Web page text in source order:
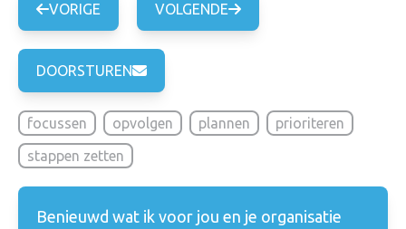
VORIGE VOLGENDE
DOORSTUREN
focussen opvolgen plannen
prioriteren
stappen zetten
Benieuwd wat ik voor jou en je organisatie